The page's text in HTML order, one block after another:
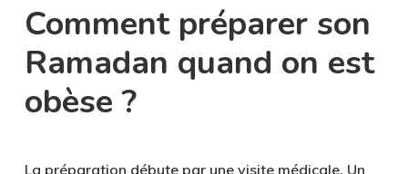
Comment préparer son
Ramadan quand on est
obèse ?
La préparation débute par une visite médicale. Un